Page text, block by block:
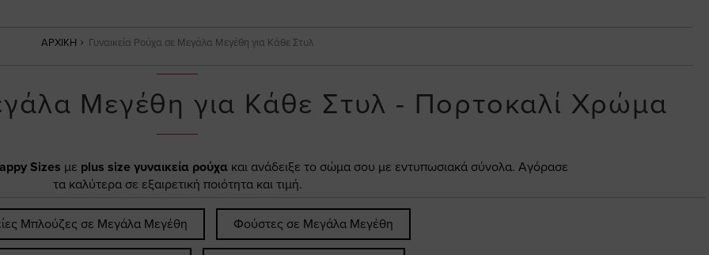
ΑΡΧΙΚΉ Γυναικεία Ρούχα σε Μεγάλα Μεγέθη για Κάθε Στυλ
Μεγέθη για Κάθε Στυλ - Πορτοκαλί Χρώμα
Sizes με plus size γυναικεία ρούχα και ανάδειξε το σώμα σου με εντυπωσιακά σύνολα. Αγόρασε
τα καλύτερα σε εξαιρετική ποιότητα και τιμή.
Μπλούζες σε Μεγάλα Μεγέθη Φούστες σε Μεγάλα Μεγέθη